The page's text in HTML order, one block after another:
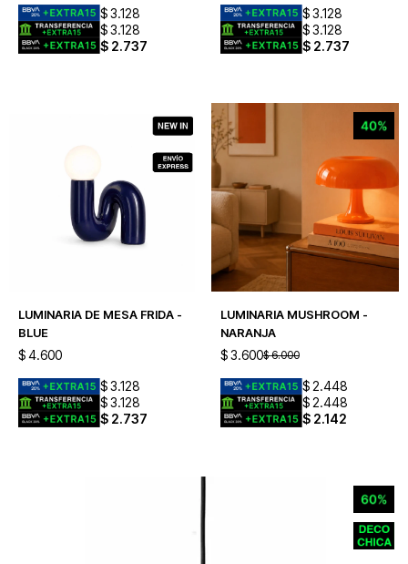
$3.128
$3.128
$ 2.737
$ 3.128
$ 3.128
$ 2.737
LUMINARIA DE MESA FRIDA -
BLUE
$4.600
$3.128
$3.128
$ 2.737
LUMINARIA MUSHROOM -
NARANJA
$ 3.600$ 6.000
$ 2.448
$ 2.448
$ 2.142